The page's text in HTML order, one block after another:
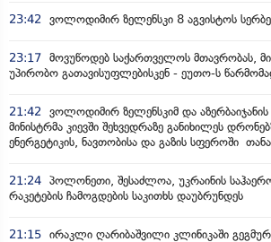
23:42 ვოლოდიმირ ზელენსკი 8 აგვისტოს
23:17 მოვუწოდებ საქართველოს მთავრობას,
უპირობო გათავისუფლებისკენ - ეუთო-ს
21:42 ვოლოდიმირ ზელენსკიმ და აზერბაიჯანის
მინისტრმა კიევში შეხვედრაზე განიხილეს
ენერგეტიკის, ნავთობისა და გაზის სფეროში
21:24 პოლონეთი, შესაძლოა, უკრაინის
რაკეტების ჩამოგდების საკითხს დაუბრუნდეს
21:15 ირაკლი ღარიბაშვილი კლინიკაში